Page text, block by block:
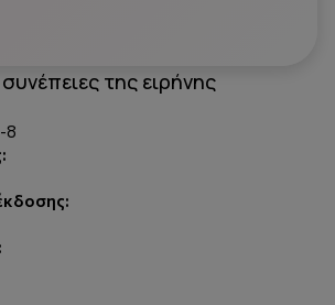
της ειρήνης
8